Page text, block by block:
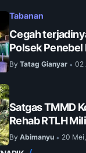
Tabanan
Cegah
Polsek Penebel
By Tatag Gianyar • 02
Satgas TMMD
Rehab RTLH
By Abimanyu • 20